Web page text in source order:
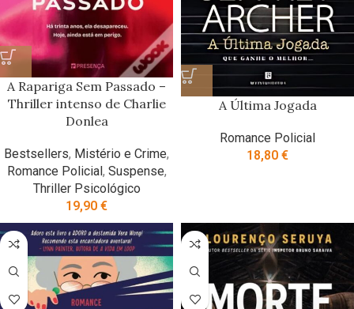
A Rapariga Sem Passado –
Thriller intenso de Charlie
Donlea
Bestsellers, Mistério e Crime,
Romance Policial, Suspense,
Thriller Psicológico
19,90 €
A Última Jogada
Romance Policial
18,80 €